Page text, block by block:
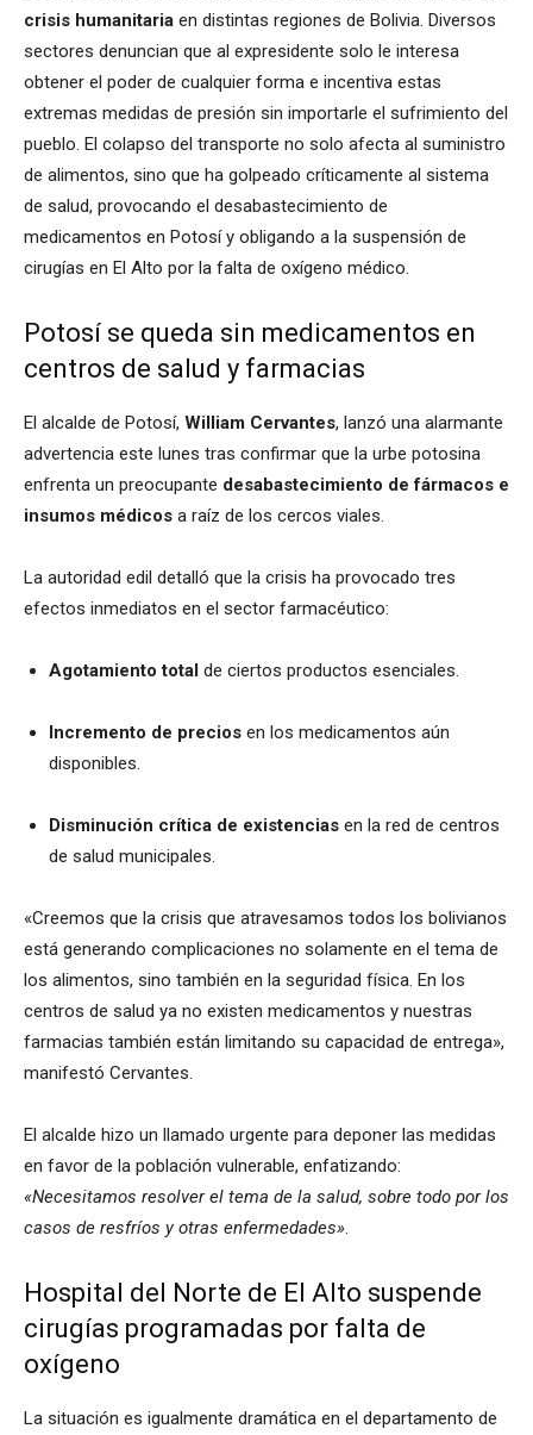
crisis humanitaria en distintas regiones de Bolivia. Diversos
sectores denuncian que al expresidente solo le interesa
obtener el poder de cualquier forma e incentiva estas
extremas medidas de presión sin importarle el sufrimiento del
pueblo. El colapso del transporte no solo afecta al suministro
de alimentos, sino que ha golpeado críticamente al sistema
de salud, provocando el desabastecimiento de
medicamentos en Potosí y obligando a la suspensión de
cirugías en El Alto por la falta de oxígeno médico.
Potosí se queda sin medicamentos en
centros de salud y farmacias
El alcalde de Potosí, William Cervantes, lanzó una alarmante
advertencia este lunes tras confirmar que la urbe potosina
enfrenta un preocupante desabastecimiento de fármacos e
insumos médicos a raíz de los cercos viales.
La autoridad edil detalló que la crisis ha provocado tres
efectos inmediatos en el sector farmacéutico:
Agotamiento total de ciertos productos esenciales.
Incremento de precios en los medicamentos aún
disponibles.
Disminución crítica de existencias en la red de centros
de salud municipales.
«Creemos que la crisis que atravesamos todos los bolivianos
está generando complicaciones no solamente en el tema de
los alimentos, sino también en la seguridad física. En los
centros de salud ya no existen medicamentos y nuestras
farmacias también están limitando su capacidad de entrega»,
manifestó Cervantes.
El alcalde hizo un llamado urgente para deponer las medidas
en favor de la población vulnerable, enfatizando:
«Necesitamos resolver el tema de la salud, sobre todo por los
casos de resfríos y otras enfermedades».
Hospital del Norte de El Alto suspende
cirugías programadas por falta de
oxígeno
La situación es igualmente dramática en el departamento de